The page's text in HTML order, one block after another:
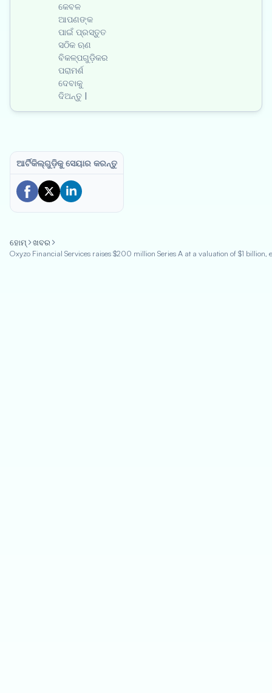
କେବଳ
ଆପଣଙ୍କ
ପାଇଁ ପ୍ରସ୍ତୁତ
ସଠିକ ଋଣ
ବିକଳ୍ପଗୁଡ଼ିକର
ପରାମର୍ଶ
ଦେବାକୁ
ଦିଅନ୍ତୁ |
ଆର୍ଟିକିଲ୍‌ଗୁଡ଼ିକୁ ସେୟାର କରନ୍ତୁ
ହୋମ୍
ଖବର
Oxyzo Financial Services raises $200 million Series A at a valuation of $1 billion,